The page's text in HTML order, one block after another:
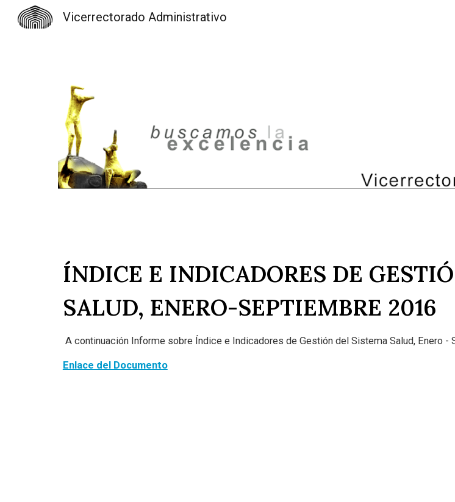
Vicerrectorado Administrativo
ÍNDICE E INDICADORES DE
SALUD, ENERO-SEPTIEMBRE 2016
A continuación Informe sobre Índice e Indicadores de Gestión del Sistema Salud, Enero -
Enlace del Documento